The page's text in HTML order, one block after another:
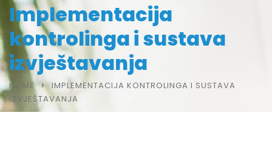
Implementacija
kontrolinga i sustava
izvještavanja
HOME
IMPLEMENTACIJA KONTROLINGA I SUSTAVA
IZVJEŠTAVANJA